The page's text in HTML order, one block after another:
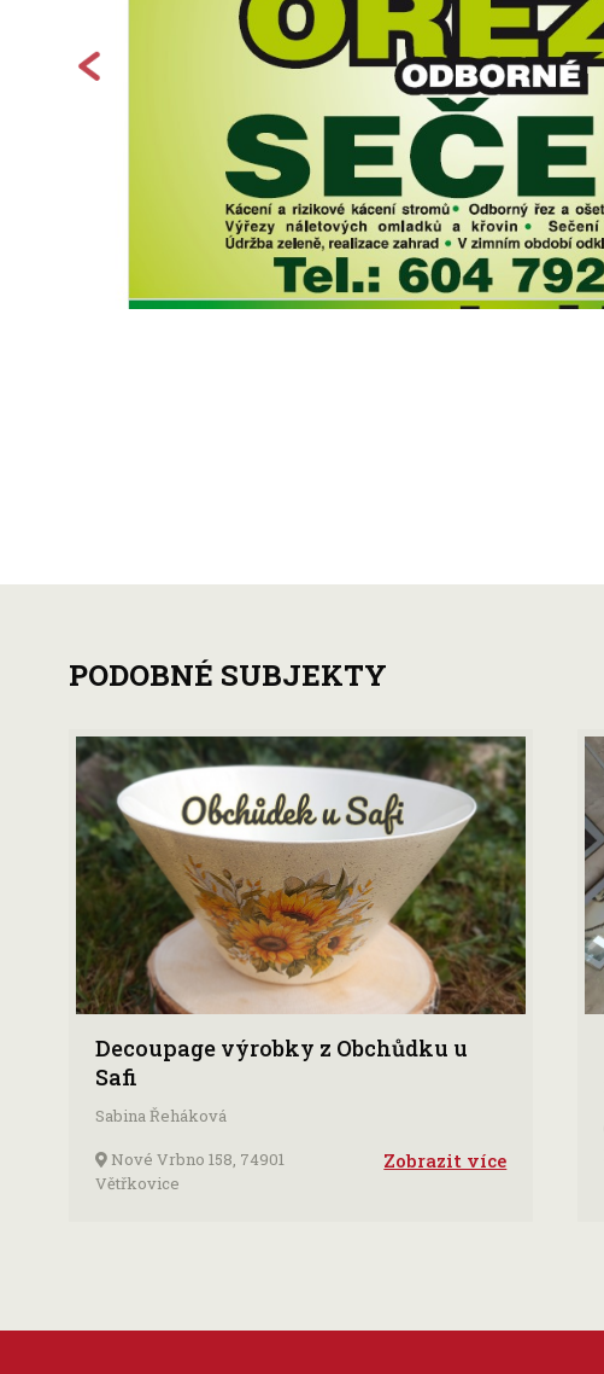
PODOBNÉ SUBJEKTY
Decoupage výrobky z Obchůdku u
Safi
Sabina Řeháková
Nové Vrbno 158, 74901
Větřkovice
Zobrazit více